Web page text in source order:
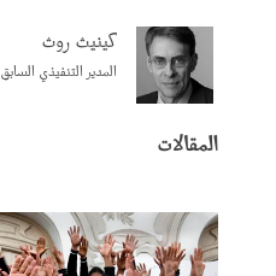
كينيث روث
المدير التنفيذي السابق
المقالات